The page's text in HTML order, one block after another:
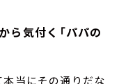
ら気付く「パパの
本当にその通りだな